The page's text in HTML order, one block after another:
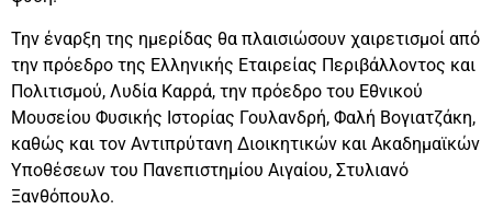
Την έναρξη της ημερίδας θα πλαισιώσουν χαιρετισμοί από
την πρόεδρο της Ελληνικής Εταιρείας Περιβάλλοντος και
Πολιτισμού, Λυδία Καρρά, την πρόεδρο του Εθνικού
Μουσείου Φυσικής Ιστορίας Γουλανδρή, Φαλή Βογιατζάκη,
καθώς και τον Αντιπρύτανη Διοικητικών και Ακαδημαϊκών
Υποθέσεων του Πανεπιστημίου Αιγαίου, Στυλιανό
Ξανθόπουλο.